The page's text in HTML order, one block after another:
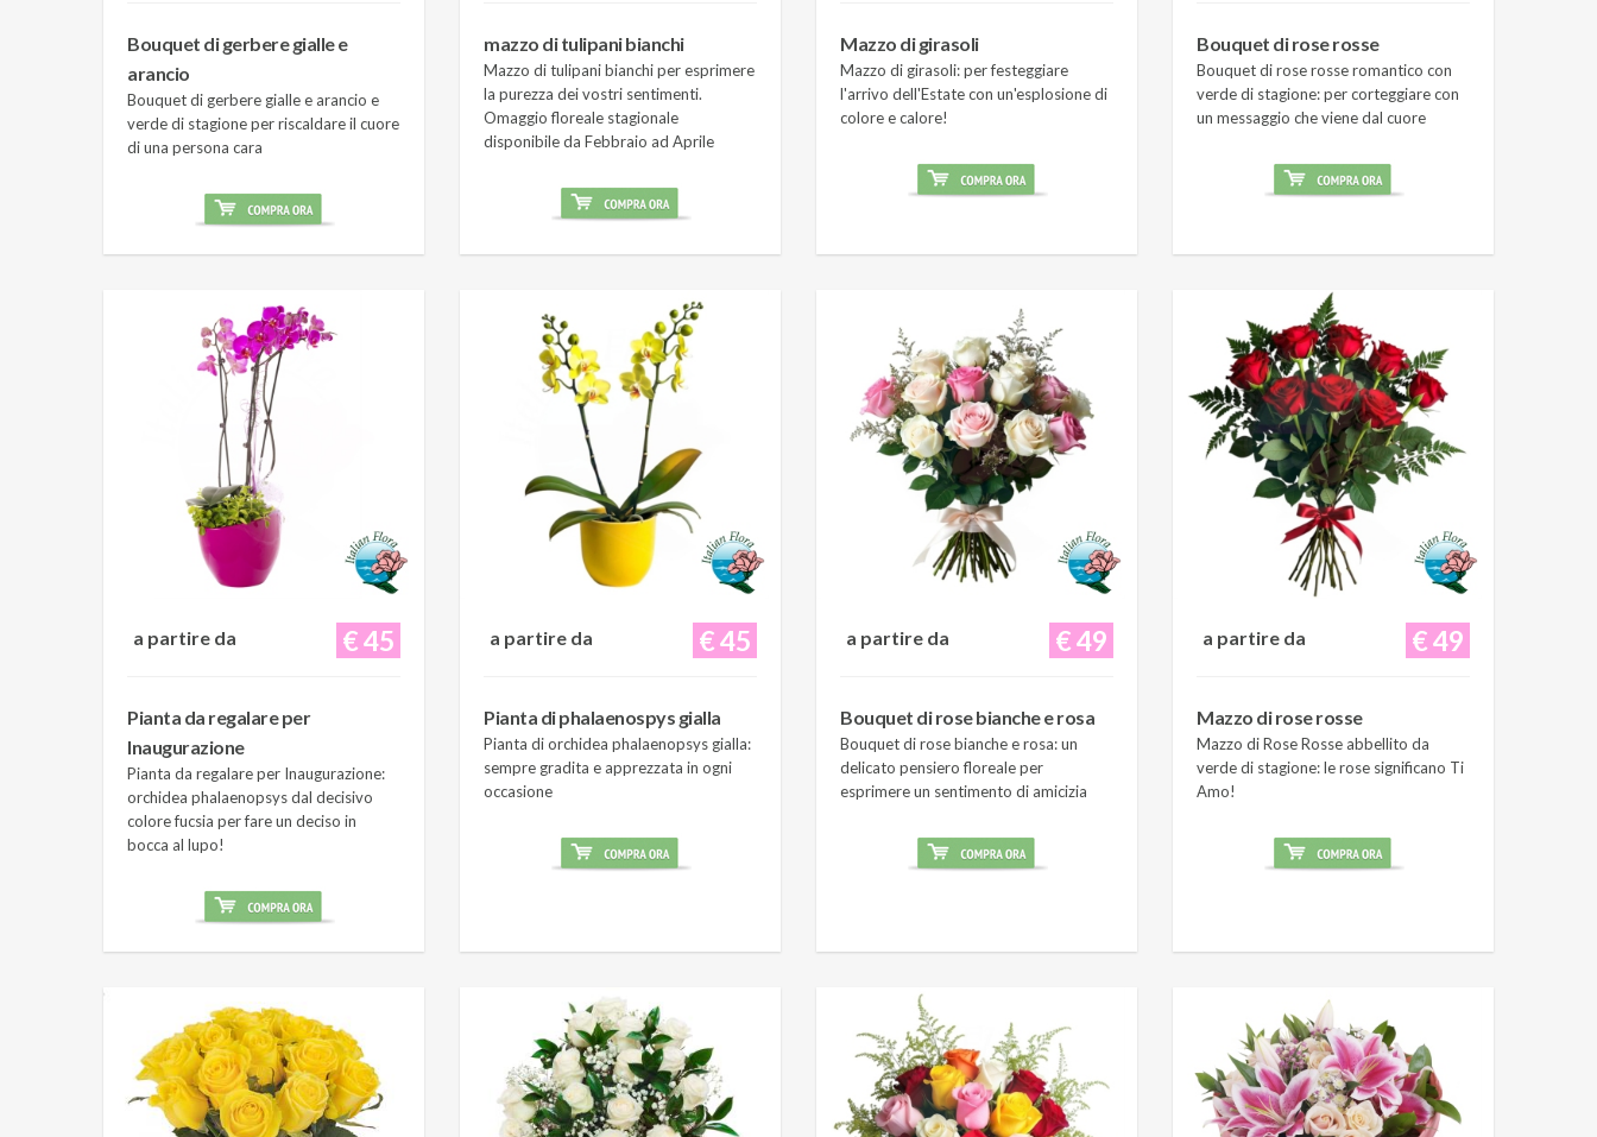
Bouquet di gerbere gialle e
arancio
Bouquet di gerbere gialle e arancio e
verde di stagione per riscaldare il cuore
di una persona cara
mazzo di tulipani bianchi
Mazzo di tulipani bianchi per esprimere
la purezza dei vostri sentimenti.
Omaggio floreale stagionale
disponibile da Febbraio ad Aprile
Mazzo di girasoli
Mazzo di girasoli: per festeggiare
l'arrivo dell'Estate con un'esplosione di
colore e calore!
Bouquet di rose rosse
Bouquet di rose rosse romantico con
verde di stagione: per corteggiare con
un messaggio che viene dal cuore
€ 45
a partire da
Pianta da regalare per
Inaugurazione
Pianta da regalare per Inaugurazione:
orchidea phalaenopsys dal decisivo
colore fucsia per fare un deciso in
bocca al lupo!
€ 45
a partire da
Pianta di phalaenospys gialla
Pianta di orchidea phalaenopsys gialla:
sempre gradita e apprezzata in ogni
occasione
€ 49
a partire da
Bouquet di rose bianche e rosa
Bouquet di rose bianche e rosa: un
delicato pensiero floreale per
esprimere un sentimento di amicizia
€ 49
a partire da
Mazzo di rose rosse
Mazzo di Rose Rosse abbellito da
verde di stagione: le rose significano Ti
Amo!